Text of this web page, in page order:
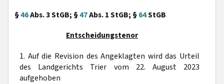
§46Abs. 3 StGB; §47Abs. 1 StGB; §64StGB
Entscheidungstenor
1. Auf die Revision des Angeklagten wird das Urteil
des Landgerichts Trier vom 22. August 2023
aufgehoben